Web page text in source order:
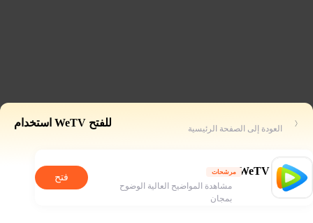
للفتح WeTV استخدام العودة إلى الصفحة الرئيسية
WeTV مرشحات
مشاهدة المواضيح العالية الوضوح
بمجان
فتح